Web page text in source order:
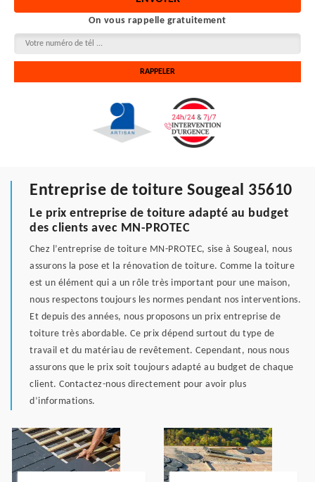
On vous rappelle gratuitement
Entreprise de toiture Sougeal 35610
Le prix entreprise de toiture adapté au budget
des clients avec MN-PROTEC
Chez l’entreprise de toiture MN-PROTEC, sise à Sougeal, nous
assurons la pose et la rénovation de toiture. Comme la toiture
est un élément qui a un rôle très important pour une maison,
nous respectons toujours les normes pendant nos interventions.
Et depuis des années, nous proposons un prix entreprise de
toiture très abordable. Ce prix dépend surtout du type de
travail et du matériau de revêtement. Cependant, nous nous
assurons que le prix soit toujours adapté au budget de chaque
client. Contactez-nous directement pour avoir plus
d’informations.